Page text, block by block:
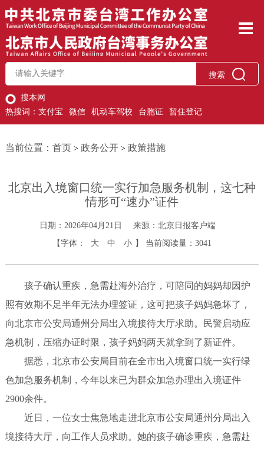
搜索
搜本网
热搜词： 支付宝 微信 机动车驾校 台胞证 暂住登记
当前位置： 首页 > 政务公开> 政策措施
北京出入境窗口统一实行加急服务机制，这七种
情形可“速办”证件
日期：2026年04月21日
来源：北京日报客户端
【字体：
大 中 小 】 当前阅读量： 3041
孩子确认重疾，急需赴海外治疗，可陪同的妈妈却因护
照有效期不足半年无法办理签证，这可把孩子妈妈急坏了，
向北京市公安局通州分局出入境接待大厅求助。民警启动应
急机制，压缩办证时限，孩子妈妈两天就拿到了新证件。
据悉，北京市公安局目前在全市出入境窗口统一实行绿
色加急服务机制，今年以来已为群众加急办理出入境证件
2900余件。
近日，一位女士焦急地走进北京市公安局通州分局出入
境接待大厅，向工作人员求助。她的孩子确诊重疾，急需赴